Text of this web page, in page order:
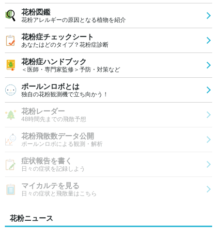
花粉図鑑
花粉アレルギーの原因となる植物を紹介
花粉症チェックシート
あなたはどのタイプ？花粉症診断
花粉症ハンドブック
＜医師・専門家監修＞予防・対策など
ポールンロボとは
独自の花粉観測機で立ち向かう！
花粉レーダー
48時間先までの飛散予想
花粉飛散数データ公開
ポールンロボによる観測・解析
症状報告を書く
日々の症状を記録しよう
マイカルテを見る
日々の症状と飛散量はこちら
花粉ニュース